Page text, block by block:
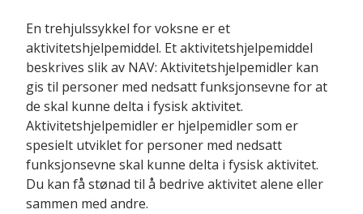
En trehjulssykkel for voksne er et
aktivitetshjelpemiddel. Et aktivitetshjelpemiddel
beskrives slik av NAV: Aktivitetshjelpemidler kan
gis til personer med nedsatt funksjonsevne for at
de skal kunne delta i fysisk aktivitet.
Aktivitetshjelpemidler er hjelpemidler som er
spesielt utviklet for personer med nedsatt
funksjonsevne skal kunne delta i fysisk aktivitet.
Du kan få stønad til å bedrive aktivitet alene eller
sammen med andre.